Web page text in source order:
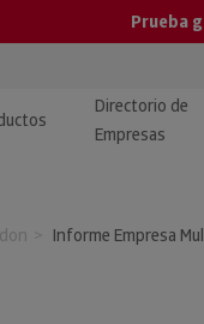
Prueba
Directorio de
Empresas
y tutoriales
Informe Empresa